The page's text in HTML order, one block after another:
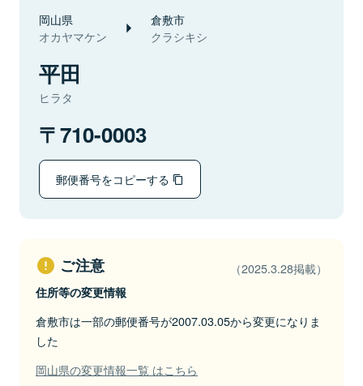
岡山県
オカヤマケン
倉敷市
クラシキシ
平田
ヒラタ
710-0003
郵便番号をコピーする
ご注意 （2025.3.28掲載）
住所等の変更情報
倉敷市は一部の郵便番号が2007.03.05から変更になりま
した
岡山県の変更情報一覧 はこちら